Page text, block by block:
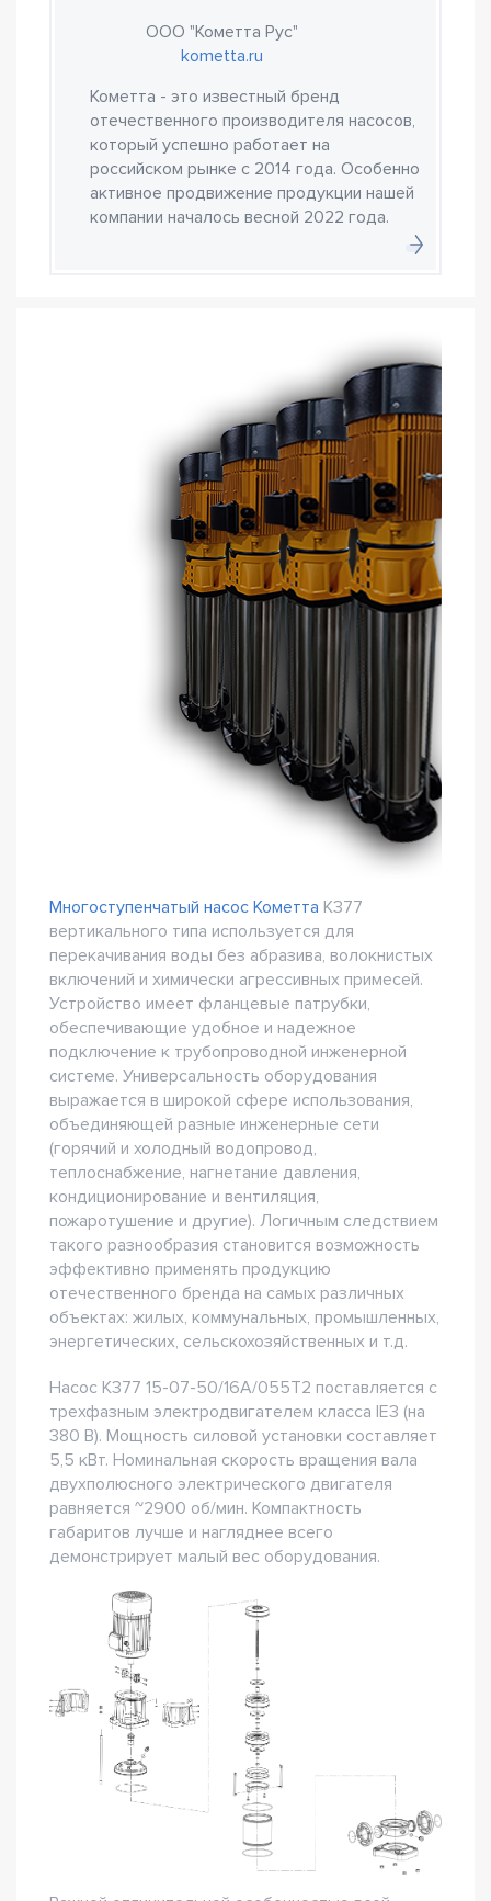
ООО "Кометта Рус"
kometta.ru
Кометта - это известный бренд
отечественного производителя насосов,
который успешно работает на
российском рынке с 2014 года. Особенно
активное продвижение продукции нашей
компании началось весной 2022 года.
Многоступенчатый насос Кометта К377
вертикального типа используется для
перекачивания воды без абразива, волокнистых
включений и химически агрессивных примесей.
Устройство имеет фланцевые патрубки,
обеспечивающие удобное и надежное
подключение к трубопроводной инженерной
системе. Универсальность оборудования
выражается в широкой сфере использования,
объединяющей разные инженерные сети
(горячий и холодный водопровод,
теплоснабжение, нагнетание давления,
кондиционирование и вентиляция,
пожаротушение и другие). Логичным следствием
такого разнообразия становится возможность
эффективно применять продукцию
отечественного бренда на самых различных
объектах: жилых, коммунальных, промышленных,
энергетических, сельскохозяйственных и т.д.
Насос К377 15-07-50/16А/055Т2 поставляется с
трехфазным электродвигателем класса IE3 (на
380 В). Мощность силовой установки составляет
5,5 кВт. Номинальная скорость вращения вала
двухполюсного электрического двигателя
равняется ~2900 об/мин. Компактность
габаритов лучше и нагляднее всего
демонстрирует малый вес оборудования.